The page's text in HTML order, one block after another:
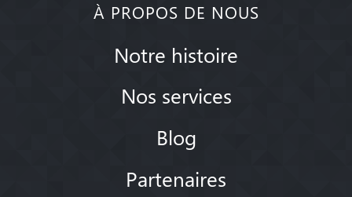
À PROPOS DE NOUS
Notre histoire
Nos services
Blog
Partenaires